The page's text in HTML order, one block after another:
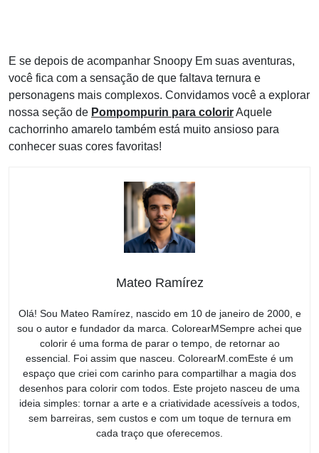
E se depois de acompanhar Snoopy Em suas aventuras,
você fica com a sensação de que faltava ternura e
personagens mais complexos. Convidamos você a explorar
nossa seção de Pompompurin para colorirAquele
cachorrinho amarelo também está muito ansioso para
conhecer suas cores favoritas!
Mateo Ramírez
Olá! Sou Mateo Ramírez, nascido em 10 de janeiro de 2000, e
sou o autor e fundador da marca. ColorearMSempre achei que
colorir é uma forma de parar o tempo, de retornar ao
essencial. Foi assim que nasceu. ColorearM.comEste é um
espaço que criei com carinho para compartilhar a magia dos
desenhos para colorir com todos. Este projeto nasceu de uma
ideia simples: tornar a arte e a criatividade acessíveis a todos,
sem barreiras, sem custos e com um toque de ternura em
cada traço que oferecemos.